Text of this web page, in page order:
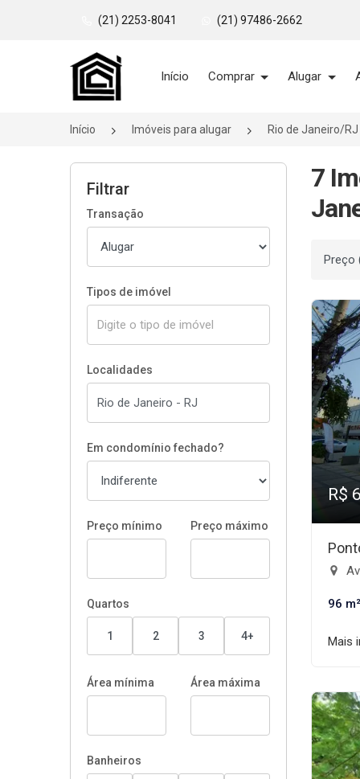
(21) 2253-8041 (21) 97486-2662
Página inicial
Início Comprar Alugar
Início Imóveis para alugar Rio de Janeiro/RJ
Filtrar
Transação
Tipos de imóvel
Localidades
Em condomínio fechado?
Preço mínimo Preço máximo
Quartos
1 2 3 4+
Área mínima Área máxima
Banheiros
7
R$
96 m²
Mais